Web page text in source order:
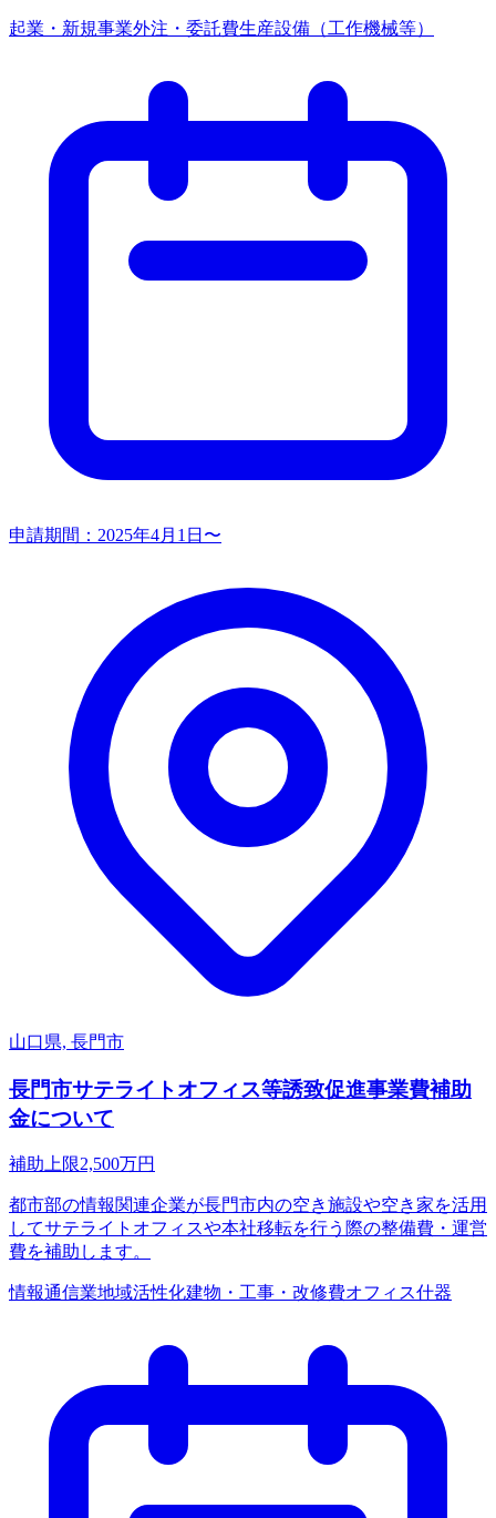
起業・新規事業外注・委託費生産設備（工作機械等）
申請期間： 2025年4月1日〜
山口県, 長門市
長門市サテライトオフィス等誘致促進事業費補助
金について
補助上限2,500万円
都市部の情報関連企業が長門市内の空き施設や空き家を活用
してサテライトオフィスや本社移転を行う際の整備費・運営
費を補助します。
情報通信業地域活性化建物・工事・改修費オフィス什器